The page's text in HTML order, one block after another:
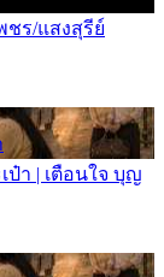
ชร/แสงสุรีย์
ป๋า | เตือนใจ บุญ